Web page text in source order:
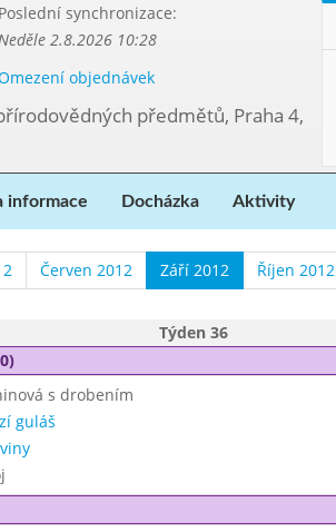
Poslední synchronizace:
2.8.2026 10:28
objednávek
předmětů, Praha 4,
informace Docházka Aktivity
Červen 2012 Září 2012 Říjen 2012
Týden 36
s drobením
guláš